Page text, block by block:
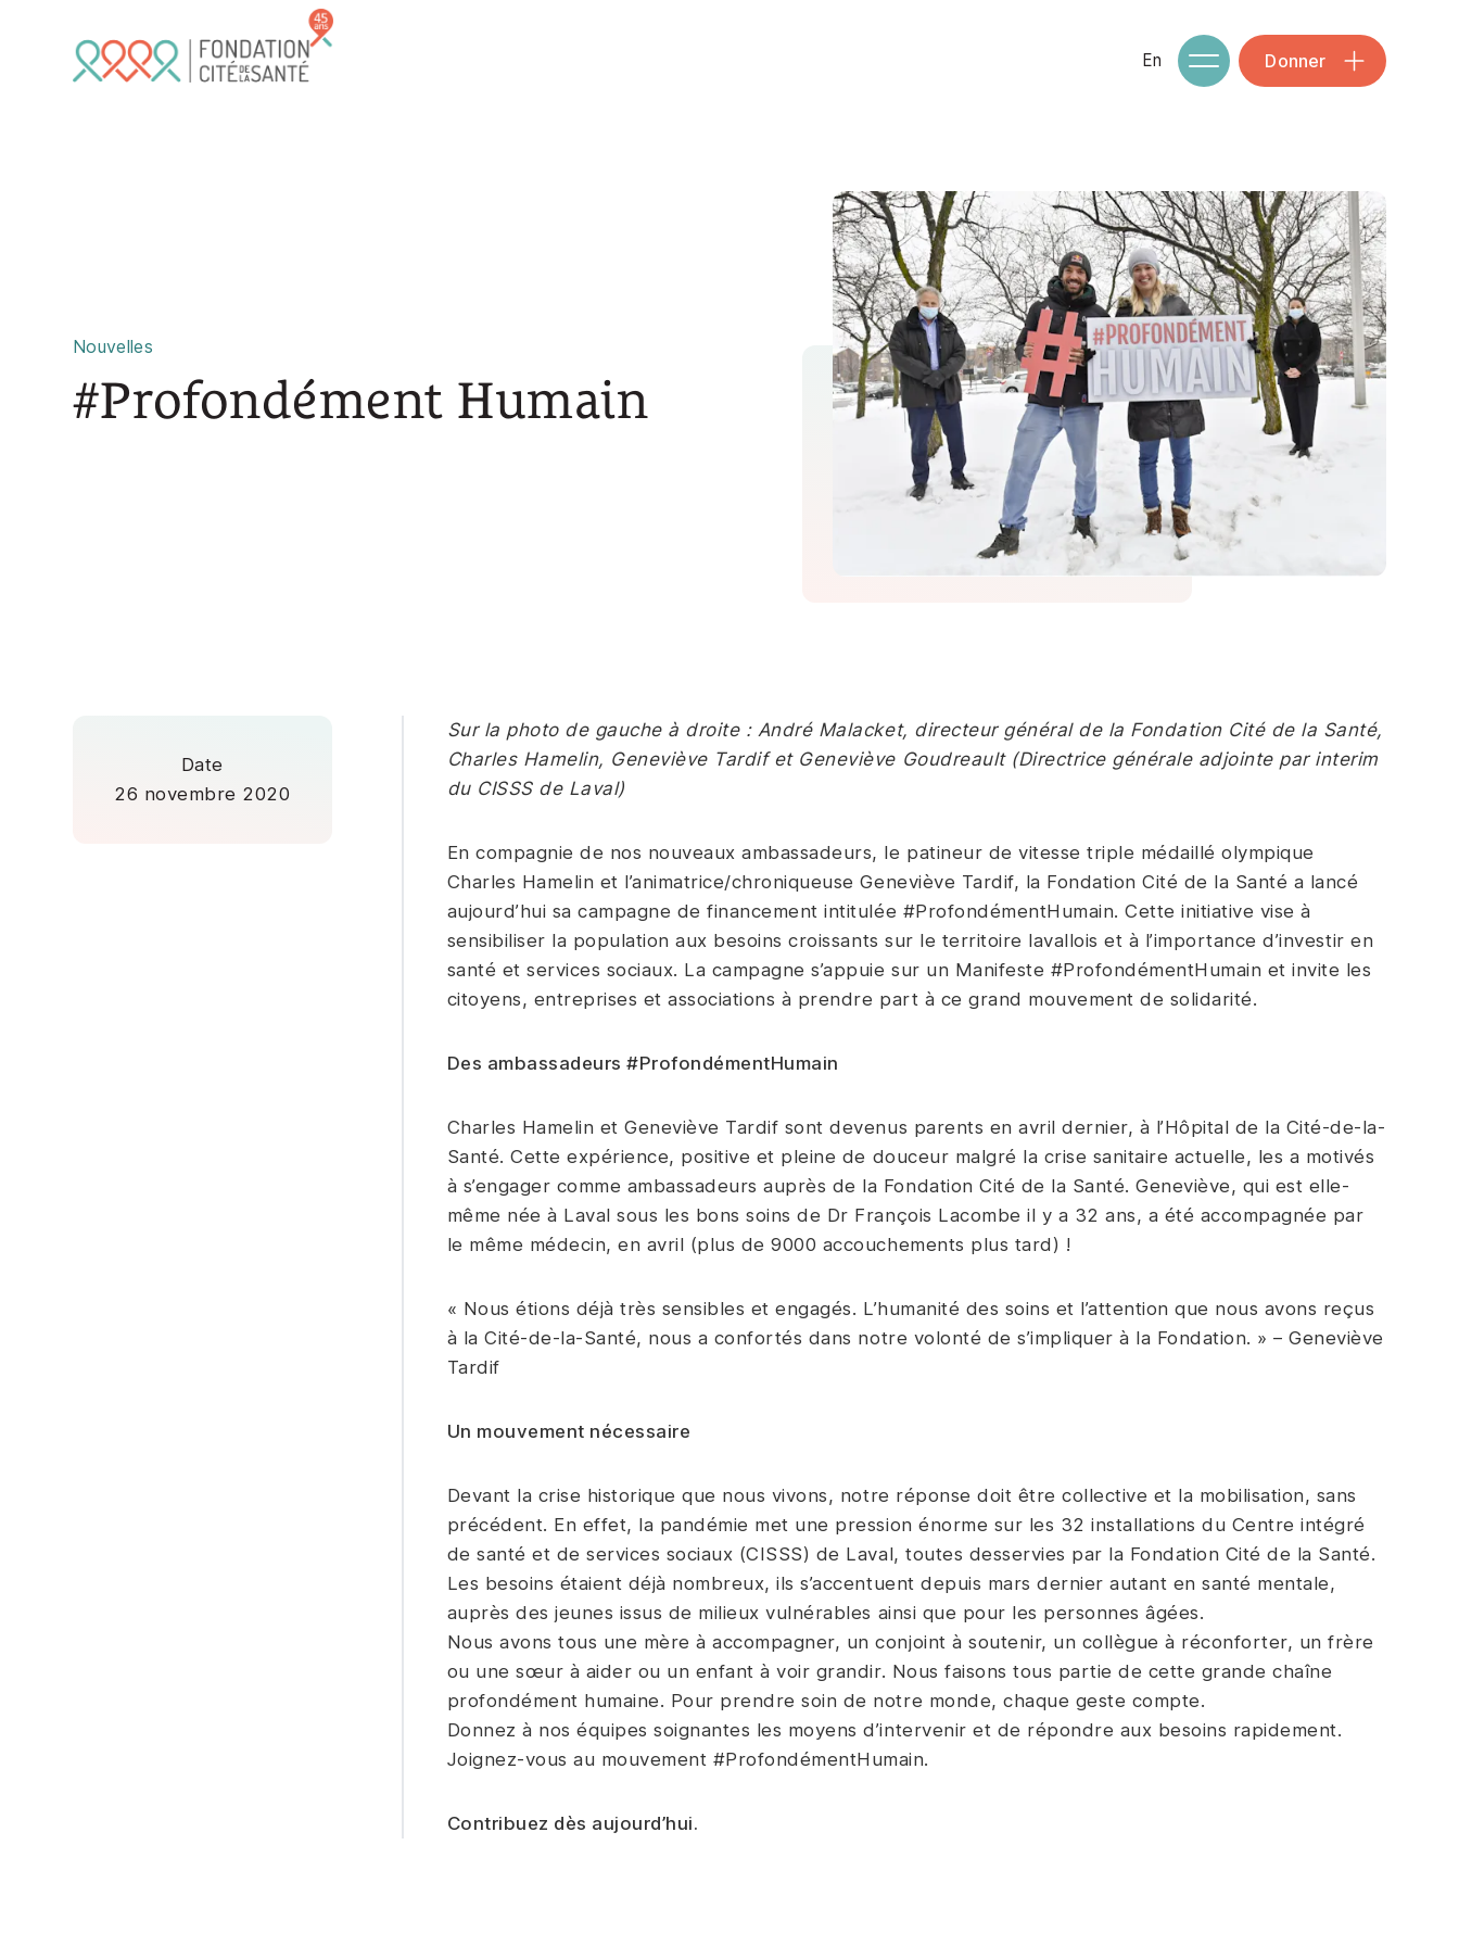
En Donner
Nouvelles
#Profondément Humain
Date
26 novembre 2020
Sur la photo de gauche à droite : André Malacket, directeur général de la Fondation Cité de la Santé,
Charles Hamelin, Geneviève Tardif et Geneviève Goudreault (Directrice générale adjointe par interim
du CISSS de Laval)
En compagnie de nos nouveaux ambassadeurs, le patineur de vitesse triple médaillé olympique
Charles Hamelin et l’animatrice/chroniqueuse Geneviève Tardif, la Fondation Cité de la Santé a lancé
aujourd’hui sa campagne de financement intitulée #ProfondémentHumain. Cette initiative vise à
sensibiliser la population aux besoins croissants sur le territoire lavallois et à l’importance d’investir en
santé et services sociaux. La campagne s’appuie sur un Manifeste #ProfondémentHumain et invite les
citoyens, entreprises et associations à prendre part à ce grand mouvement de solidarité.
Des ambassadeurs #ProfondémentHumain
Charles Hamelin et Geneviève Tardif sont devenus parents en avril dernier, à l’Hôpital de la Cité-de-la-
Santé. Cette expérience, positive et pleine de douceur malgré la crise sanitaire actuelle, les a motivés
à s’engager comme ambassadeurs auprès de la Fondation Cité de la Santé. Geneviève, qui est elle-
même née à Laval sous les bons soins de Dr François Lacombe il y a 32 ans, a été accompagnée par
le même médecin, en avril (plus de 9000 accouchements plus tard) !
« Nous étions déjà très sensibles et engagés. L’humanité des soins et l’attention que nous avons reçus
à la Cité-de-la-Santé, nous a confortés dans notre volonté de s’impliquer à la Fondation. » – Geneviève
Tardif
Un mouvement nécessaire
Devant la crise historique que nous vivons, notre réponse doit être collective et la mobilisation, sans
précédent. En effet, la pandémie met une pression énorme sur les 32 installations du Centre intégré
de santé et de services sociaux (CISSS) de Laval, toutes desservies par la Fondation Cité de la Santé.
Les besoins étaient déjà nombreux, ils s’accentuent depuis mars dernier autant en santé mentale,
auprès des jeunes issus de milieux vulnérables ainsi que pour les personnes âgées.
Nous avons tous une mère à accompagner, un conjoint à soutenir, un collègue à réconforter, un frère
ou une sœur à aider ou un enfant à voir grandir. Nous faisons tous partie de cette grande chaîne
profondément humaine. Pour prendre soin de notre monde, chaque geste compte.
Donnez à nos équipes soignantes les moyens d’intervenir et de répondre aux besoins rapidement.
Joignez-vous au mouvement #ProfondémentHumain.
Contribuez dès aujourd’hui.